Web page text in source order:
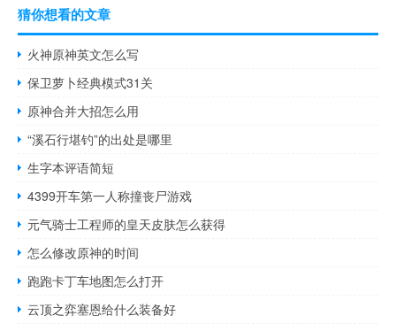
猜你想看的文章
火神原神英文怎么写
保卫萝卜经典模式31关
原神合并大招怎么用
“溪石行堪钓”的出处是哪里
生字本评语简短
4399开车第一人称撞丧尸游戏
元气骑士工程师的皇天皮肤怎么获得
怎么修改原神的时间
跑跑卡丁车地图怎么打开
云顶之弈塞恩给什么装备好